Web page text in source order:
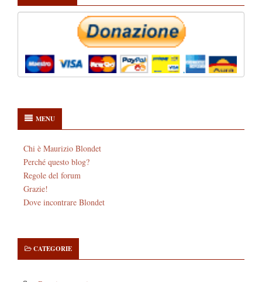
MENU
Chi è Maurizio Blondet
Perché questo blog?
Regole del forum
Grazie!
Dove incontrare Blondet
CATEGORIE